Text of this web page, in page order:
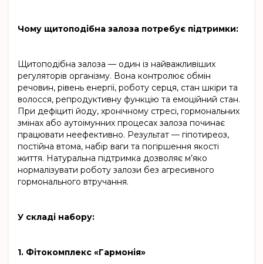
Чому щитоподібна залоза потребує підтримки:
Щитоподібна залоза — один із найважливіших
регуляторів організму. Вона контролює обмін
речовин, рівень енергії, роботу серця, стан шкіри та
волосся, репродуктивну функцію та емоційний стан.
При дефіциті йоду, хронічному стресі, гормональних
змінах або аутоімунних процесах залоза починає
працювати неефективно. Результат — гіпотиреоз,
постійна втома, набір ваги та погіршення якості
життя. Натуральна підтримка дозволяє м’яко
нормалізувати роботу залози без агресивного
гормонального втручання.
У складі набору:
1. Фітокомплекс «Гармонія»